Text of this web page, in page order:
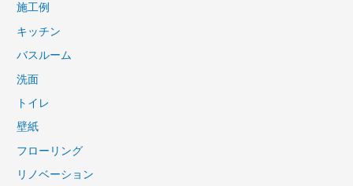
施工例
キッチン
バスルーム
洗面
トイレ
壁紙
フローリング
リノベーション